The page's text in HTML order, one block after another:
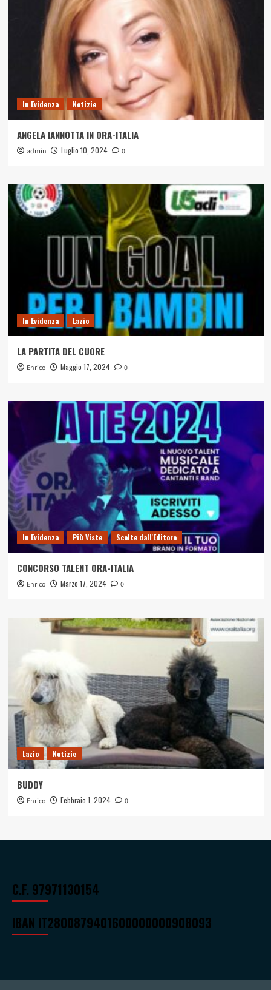
In Evidenza Notizie
ANGELA IANNOTTA IN ORA-ITALIA
admin Luglio 10, 2024 0
In Evidenza Lazio
LA PARTITA DEL CUORE
Enrico Maggio 17, 2024 0
In Evidenza Più Viste Scelte dall'Editore
CONCORSO TALENT ORA-ITALIA
Enrico Marzo 17, 2024 0
Lazio Notizie
BUDDY
Enrico Febbraio 1, 2024 0
C.F. 97971130154
IBAN IT28O0879401600000000908093